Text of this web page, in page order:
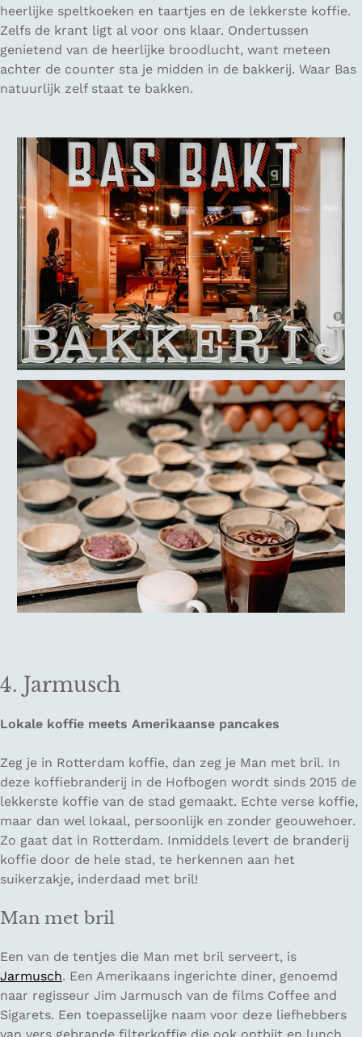
heerlijke speltkoeken en taartjes en de lekkerste koffie.
Zelfs de krant ligt al voor ons klaar. Ondertussen
genietend van de heerlijke broodlucht, want meteen
achter de counter sta je midden in de bakkerij. Waar Bas
natuurlijk zelf staat te bakken.
4. Jarmusch
Lokale koffie meets Amerikaanse pancakes
Zeg je in Rotterdam koffie, dan zeg je Man met bril. In
deze koffiebranderij in de Hofbogen wordt sinds 2015 de
lekkerste koffie van de stad gemaakt. Echte verse koffie,
maar dan wel lokaal, persoonlijk en zonder geouwehoer.
Zo gaat dat in Rotterdam. Inmiddels levert de branderij
koffie door de hele stad, te herkennen aan het
suikerzakje, inderdaad met bril!
Man met bril
Een van de tentjes die Man met bril serveert, is
Jarmusch. Een Amerikaans ingerichte diner, genoemd
naar regisseur Jim Jarmusch van de films Coffee and
Sigarets. Een toepasselijke naam voor deze liefhebbers